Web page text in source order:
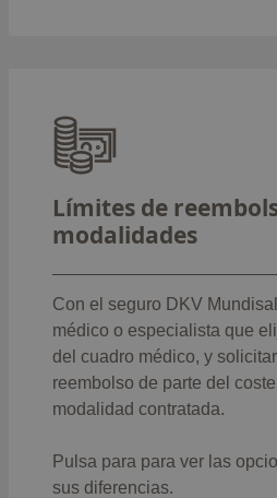
Límites de
modalidades
Con el seguro DKV
médico o especialista que
del cuadro médico, y
reembolso de parte del
modalidad contratada.
Pulsa para para ver las
sus diferencias.
Consulta los límites de
o centros fuera del cuadro
DKV
: límite global
DKV
: límite global de
Ver límites